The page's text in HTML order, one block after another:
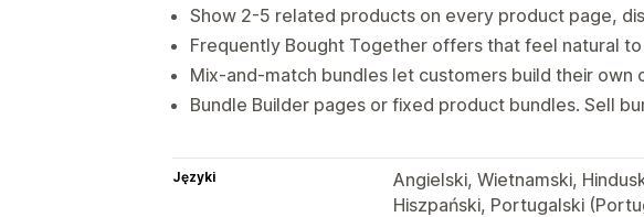
Show 2-5 related products on every product page,
Frequently Bought Together offers that feel natural
Mix-and-match bundles let customers build their own
Bundle Builder pages or fixed product bundles. Sell
Języki
Angielski, Wietnamski,
Hiszpański, Portugalski